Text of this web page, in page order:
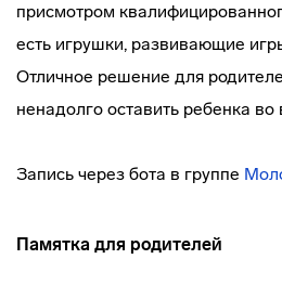
присмотром
есть игрушки, развивающие
Отличное решение для
ненадолго оставить ребенка во
Запись через бота в группе
Памятка для родителей